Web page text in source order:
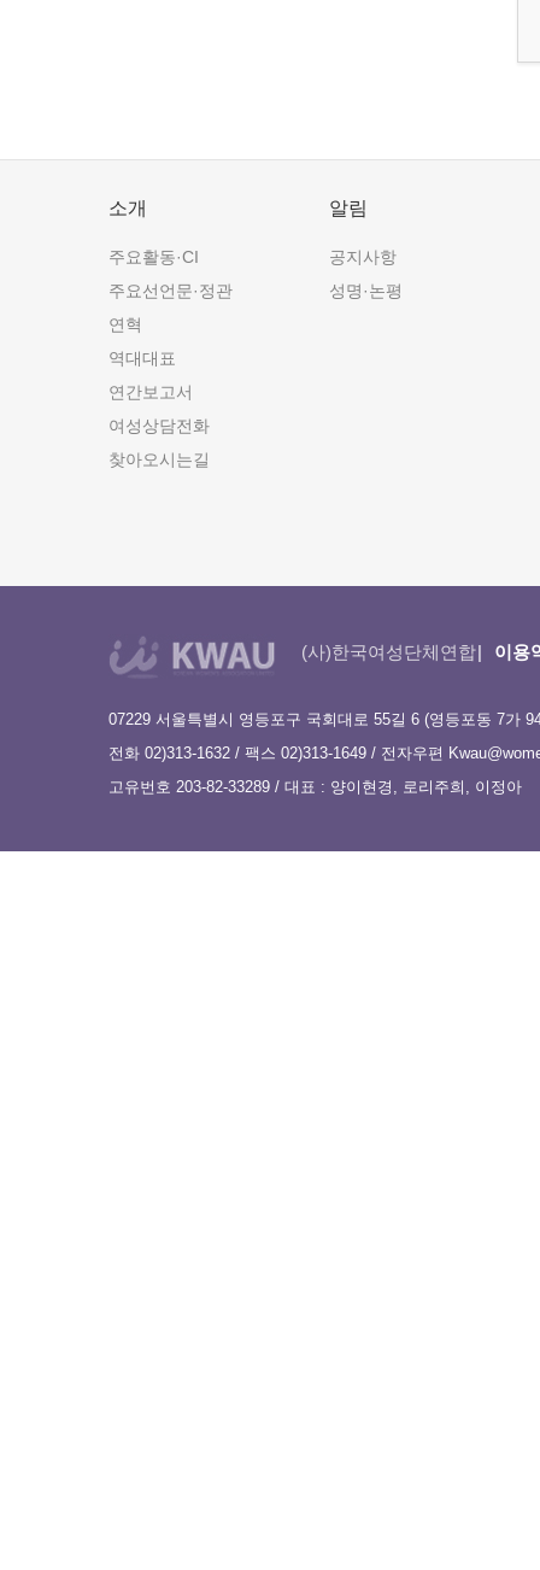
소개
주요활동·CI
주요선언문·정관
연혁
역대대표
연간보고서
여성상담전화
찾아오시는길
알림
공지사항
성명·논평
(사)한국여성단체연합 이용
07229 서울특별시 영등포구 국회대로 55길 6 (영등포동 7가
전화 02)313-1632 / 팩스 02)313-1649 / 전자우편
고유번호 203-82-33289 / 대표 : 양이현경, 로리주희, 이정아